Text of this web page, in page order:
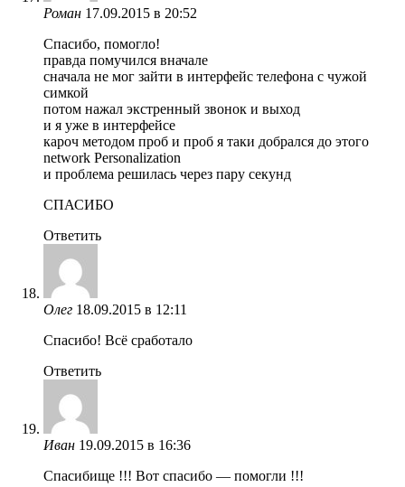
Роман 17.09.2015 в 20:52
Спасибо, помогло!
правда помучился вначале
сначала не мог зайти в интерфейс телефона с чужой
симкой
потом нажал экстренный звонок и выход
и я уже в интерфейсе
кароч методом проб и проб я таки добрался до этого
network Personalization
и проблема решилась через пару секунд
СПАСИБО
Ответить
Олег 18.09.2015 в 12:11
Спасибо! Всё сработало
Ответить
Иван 19.09.2015 в 16:36
Спасибище !!! Вот спасибо — помогли !!!